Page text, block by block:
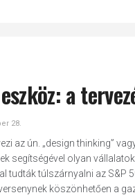
a
28.
az ún. „design thinking”
segítségével olyan
tudták túlszárnyalni az S&P
köszönhetően a